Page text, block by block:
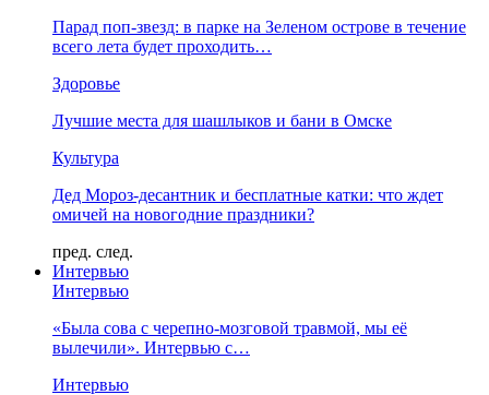
Парад поп-звезд: в парке на Зеленом острове в течение
всего лета будет проходить…
Здоровье
Лучшие места для шашлыков и бани в Омске
Культура
Дед Мороз-десантник и бесплатные катки: что ждет
омичей на новогодние праздники?
пред. след.
Интервью
Интервью
«Была сова с черепно-мозговой травмой, мы её
вылечили». Интервью с…
Интервью